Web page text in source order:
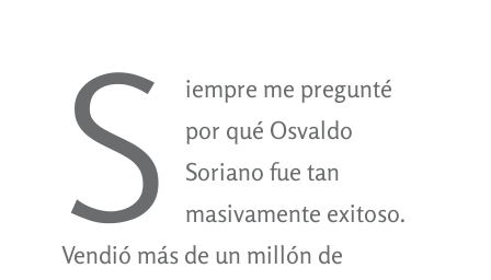
S
iempre me pregunté
por qué Osvaldo
Soriano fue tan
masivamente exitoso.
Vendió más de un millón de